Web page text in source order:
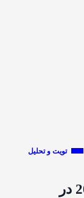
تویت و تحلیل
پروژه کاسا 1000 تا سال 2027 در